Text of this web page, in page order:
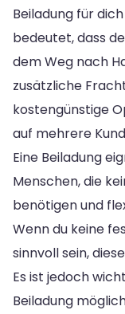
Beiladung für
bedeutet, dass
dem Weg nach
zusätzliche
kostengünstige
auf mehrere
Eine Beiladung
Menschen, die
benötigen und
Wenn du keine
sinnvoll sein,
Es ist jedoch
Beiladung